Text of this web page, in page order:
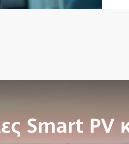
Smart PV